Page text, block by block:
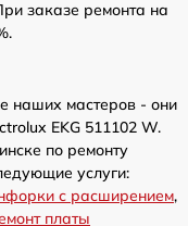
заказе ремонта на
наших мастеров - они
EKG 511102 W.
по ремонту
услуги:
с расширением,
платы